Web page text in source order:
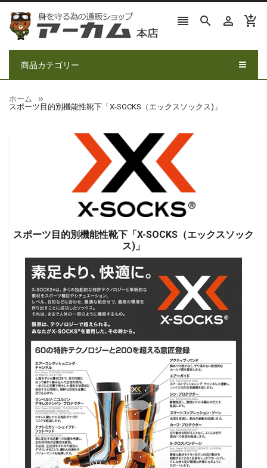
   
商品カテゴリー
ホーム
スポーツ目的別機能性靴下「X-SOCKS（エックスソックス)」
スポーツ目的別機能性靴下「X-SOCKS（エックスソック
ス)」